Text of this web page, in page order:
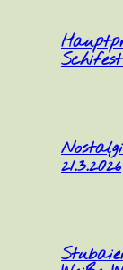
21.3.2026